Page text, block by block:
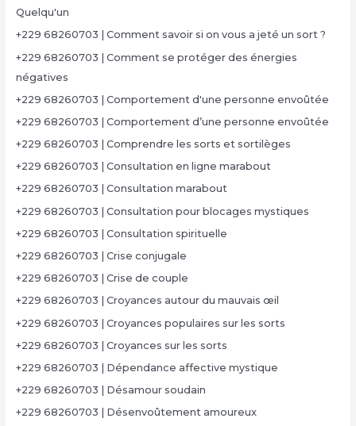
Quelqu'un
+229 68260703 | Comment savoir si on vous a jeté un sort ?
+229 68260703 | Comment se protéger des énergies
négatives
+229 68260703 | Comportement d'une personne envoûtée
+229 68260703 | Comportement d’une personne envoûtée
+229 68260703 | Comprendre les sorts et sortilèges
+229 68260703 | Consultation en ligne marabout
+229 68260703 | Consultation marabout
+229 68260703 | Consultation pour blocages mystiques
+229 68260703 | Consultation spirituelle
+229 68260703 | Crise conjugale
+229 68260703 | Crise de couple
+229 68260703 | Croyances autour du mauvais œil
+229 68260703 | Croyances populaires sur les sorts
+229 68260703 | Croyances sur les sorts
+229 68260703 | Dépendance affective mystique
+229 68260703 | Désamour soudain
+229 68260703 | Désenvoûtement amoureux